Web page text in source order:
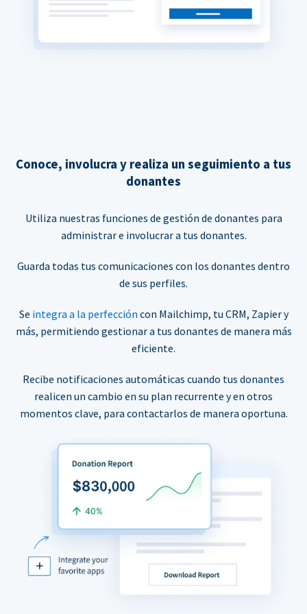
Conoce, involucra y realiza un seguimiento a tus
donantes
Utiliza nuestras funciones de gestión de donantes para
administrar e involucrar a tus donantes.
Guarda todas tus comunicaciones con los donantes dentro
de sus perfiles.
Se integra a la perfección con Mailchimp, tu CRM, Zapier y
más, permitiendo gestionar a tus donantes de manera más
eficiente.
Recibe notificaciones automáticas cuando tus donantes
realicen un cambio en su plan recurrente y en otros
momentos clave, para contactarlos de manera oportuna.